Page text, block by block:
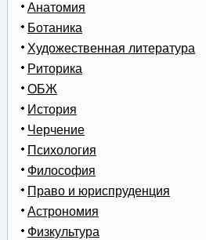
Анатомия
Ботаника
Художественная литература
Риторика
ОБЖ
История
Черчение
Психология
Философия
Право и юриспруденция
Астрономия
Физкультура